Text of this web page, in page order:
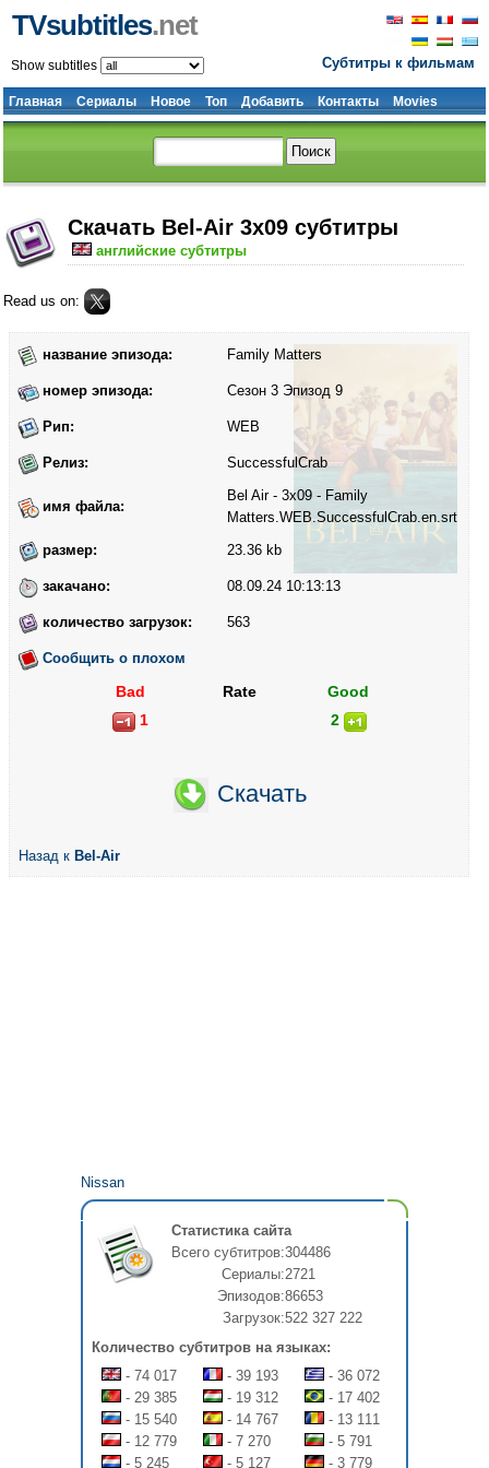
Субтитры к фильмам
TVsubtitles.net
Главная Сериалы Новое Топ Добавить Контакты Movies
Show subtitles
Скачать Bel-Air 3x09 субтитры
английские субтитры
Read us on:
название эпизода: Family Matters
номер эпизода: Сезон 3 Эпизод 9
Рип: WEB
Релиз: SuccessfulCrab
имя файла:
Bel Air - 3x09 - Family
Matters.WEB.SuccessfulCrab.en.srt
размер:
23.36 kb
закачано: 08.09.24 10:13:13
количество загрузок: 563
Сообщить о плохом
Bad Rate
Good
1
2
Скачать
Назад к Bel-Air
Nissan
Статистика сайта
Всего субтитров:304486
Сериалы:2721
Эпизодов:86653
Загрузок:522 327 222
Количество субтитров на языках:
- 74 017
- 39 193
- 36 072
- 29 385
- 19 312
- 17 402
- 15 540
- 14 767
- 13 111
- 12 779
- 7 270
- 5 791
- 5 245
- 5 127 - 3 779